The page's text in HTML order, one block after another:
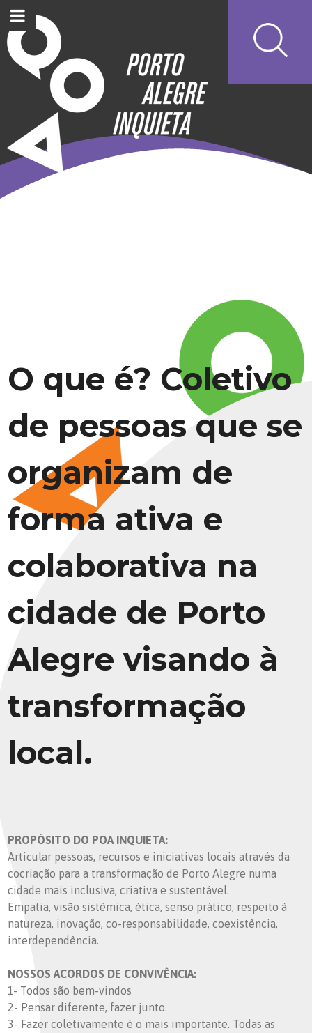
O que é? Coletivo
de pessoas que se
organizam de
forma ativa e
colaborativa na
cidade de Porto
Alegre visando à
transformação
local.
PROPÓSITO DO POA INQUIETA:
Articular pessoas, recursos e iniciativas locais através da
cocriação para a transformação de Porto Alegre numa
cidade mais inclusiva, criativa e sustentável.
Empatia, visão sistêmica, ética, senso prático, respeito à
natureza, inovação, co-responsabilidade, coexistência,
interdependência.
NOSSOS ACORDOS DE CONVIVÊNCIA:
1- Todos são bem-vindos
2- Pensar diferente, fazer junto.
3- Fazer coletivamente é o mais importante. Todas as